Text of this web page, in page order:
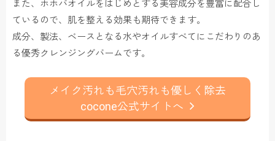
また、ホホバオイルをはじめとする美容成分を豊富に配合し
ているので、肌を整える効果も期待できます。
成分、製法、ベースとなる水やオイルすべてにこだわりのあ
る優秀クレンジングバームです。
メイク汚れも毛穴汚れも優しく除去
cocone公式サイトへ